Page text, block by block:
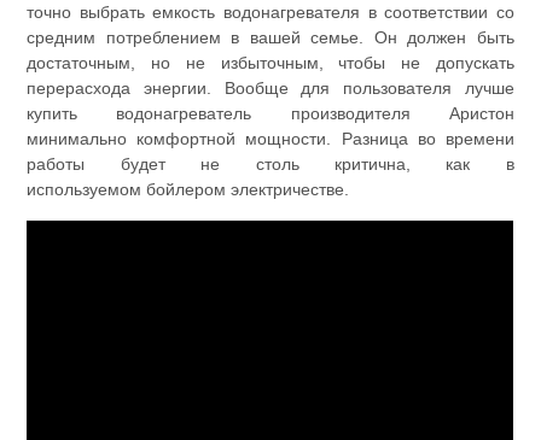
точно выбрать емкость водонагревателя в соответствии со
средним потреблением в вашей семье. Он должен быть
достаточным, но не избыточным, чтобы не допускать
перерасхода энергии. Вообще для пользователя лучше
купить водонагреватель производителя Аристон
минимально комфортной мощности. Разница во времени
работы будет не столь критична, как в
используемом бойлером электричестве.